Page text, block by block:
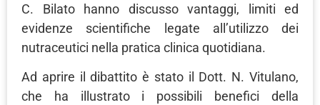
C. Bilato hanno discusso vantaggi, limiti ed
evidenze scientifiche legate all’utilizzo dei
nutraceutici nella pratica clinica quotidiana.
Ad aprire il dibattito è stato il Dott. N. Vitulano,
che ha illustrato i possibili benefici della